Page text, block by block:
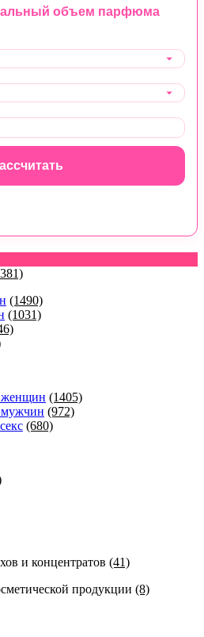
объем парфюма
(1490)
(1031)
женщин (1405)
мужчин (972)
(680)
и концентратов (41)
продукции (8)